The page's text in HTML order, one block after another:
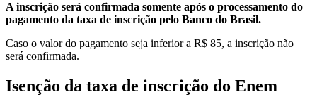
A inscrição será confirmada somente após o processamento do
pagamento da taxa de inscrição pelo Banco do Brasil.
Caso o valor do pagamento seja inferior a R$ 85, a inscrição não
será confirmada.
Isenção da taxa de inscrição do Enem